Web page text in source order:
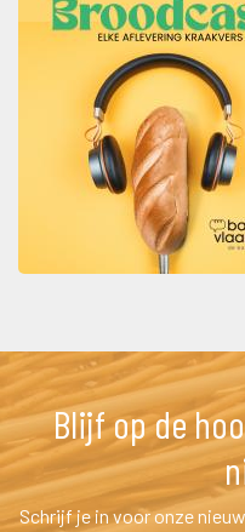
Blijf op de
Schrijf je in voor onze